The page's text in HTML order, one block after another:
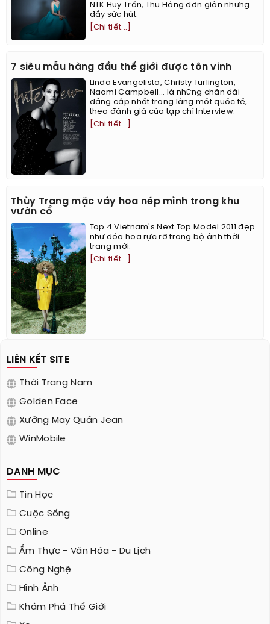
NTK Huy Trần, Thu Hằng đơn giản nhưng
đầy sức hút.
[Chi tiết...]
7 siêu mẫu hàng đầu thế giới được tôn vinh
Linda Evangelista, Christy Turlington,
Naomi Campbell... là những chân dài
đẳng cấp nhất trong làng mốt quốc tế,
theo đánh giá của tạp chí Interview.
[Chi tiết...]
Thùy Trang mặc váy hoa nép mình trong khu
vườn cổ
Top 4 Vietnam's Next Top Model 2011 đẹp
như đóa hoa rực rỡ trong bộ ảnh thời
trang mới.
[Chi tiết...]
LIÊN KẾT SITE
Thời Trang Nam
Golden Face
Xưởng May Quần Jean
WinMobile
DANH MỤC
Tin Học
Cuộc Sống
Online
Ẩm Thực - Văn Hóa - Du Lịch
Công Nghệ
Hình Ảnh
Khám Phá Thế Giới